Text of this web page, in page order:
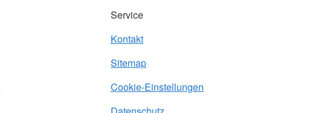
Service
Kontakt
Sitemap
Cookie-Einstellungen